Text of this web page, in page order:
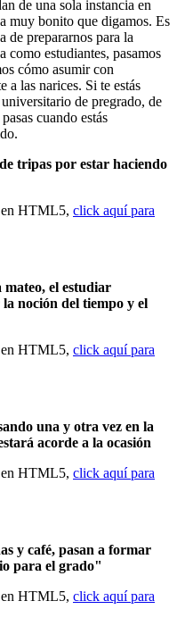
de una sola instancia en
muy bonito que digamos. Es
de prepararnos para la
como estudiantes, pasamos
cómo asumir con
a las narices. Si te estás
universitario de pregrado, de
cuando estás
tripas por estar haciendo
en HTML5, click aquí para
el estudiar
noción del tiempo y el
en HTML5, click aquí para
una y otra vez en la
acorde a la ocasión
en HTML5, click aquí para
y café, pasan a formar
para el grado"
en HTML5, click aquí para